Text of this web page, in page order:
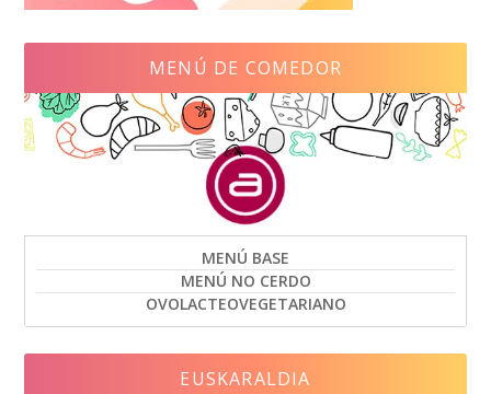
MENÚ DE COMEDOR
MENÚ BASE
MENÚ NO CERDO
OVOLACTEOVEGETARIANO
EUSKARALDIA